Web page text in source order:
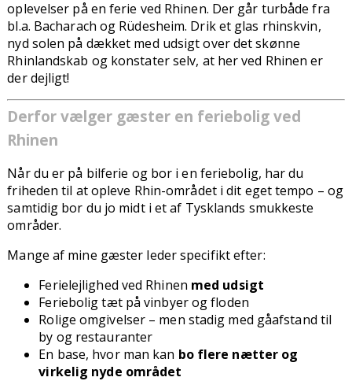
oplevelser på en ferie ved Rhinen. Der går turbåde fra
bl.a. Bacharach og Rüdesheim. Drik et glas rhinskvin,
nyd solen på dækket med udsigt over det skønne
Rhinlandskab og konstater selv, at her ved Rhinen er
der dejligt!
Derfor vælger gæster en feriebolig ved
Rhinen
Når du er på bilferie og bor i en feriebolig, har du
friheden til at opleve Rhin-området i dit eget tempo – og
samtidig bor du jo midt i et af Tysklands smukkeste
områder.
Mange af mine gæster leder specifikt efter:
Ferielejlighed ved Rhinen med udsigt
Feriebolig tæt på vinbyer og floden
Rolige omgivelser – men stadig med gåafstand til
by og restauranter
En base, hvor man kan bo flere nætter og
virkelig nyde området